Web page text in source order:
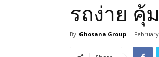
รถง่าย คุ้
By Ghosana Group -